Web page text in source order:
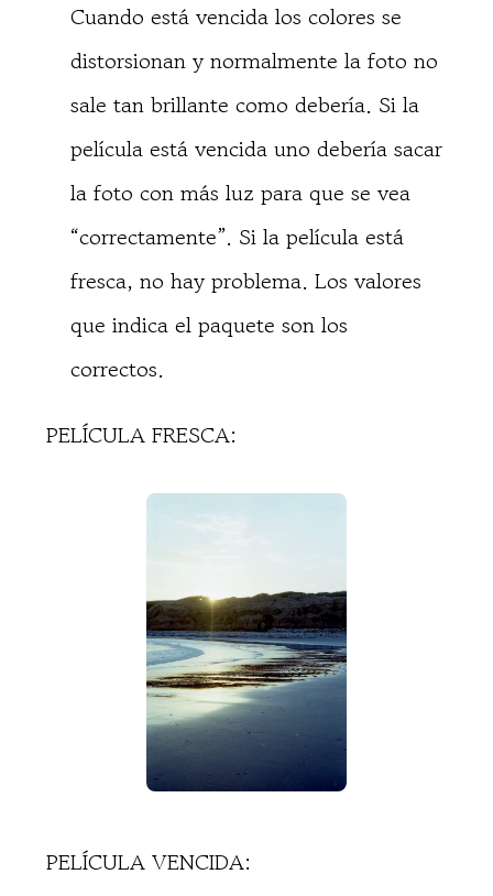
Cuando está vencida los colores se
distorsionan y normalmente la foto no
sale tan brillante como debería. Si la
película está vencida uno debería sacar
la foto con más luz para que se vea
“correctamente”. Si la película está
fresca, no hay problema. Los valores
que indica el paquete son los
correctos.
PELÍCULA FRESCA:
PELÍCULA VENCIDA: